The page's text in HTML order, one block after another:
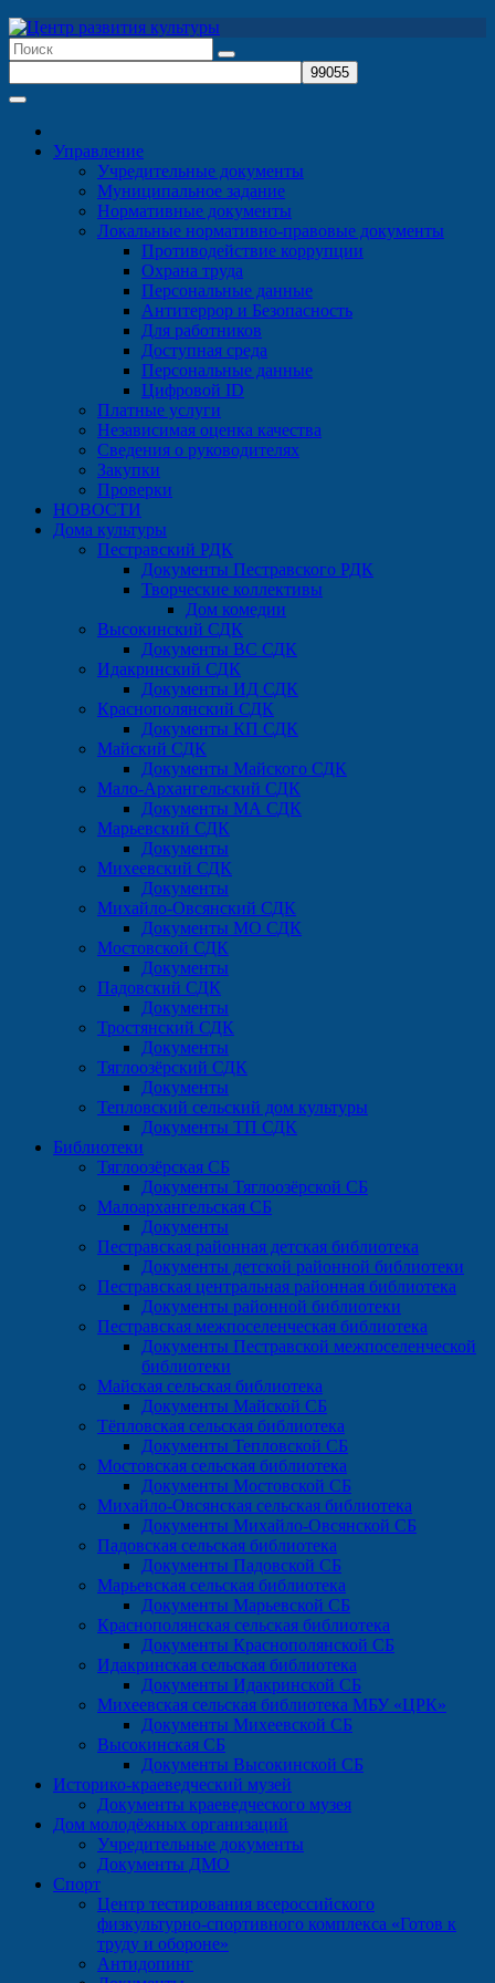
Перейти
к
содержимому
Управление
Учредительные документы
Муниципальное задание
Нормативные документы
Локальные нормативно-правовые документы
Противодействие коррупции
Охрана труда
Персональные данные
Антитеррор и Безопасность
Для работников
Доступная среда
Персональные данные
Цифровой ID
Платные услуги
Независимая оценка качества
Сведения о руководителях
Закупки
Проверки
НОВОСТИ
Дома культуры
Пестравский РДК
Документы Пестравского РДК
Творческие коллективы
Дом комедии
Высокинский СДК
Документы ВС СДК
Идакринский СДК
Документы ИД СДК
Краснополянский СДК
Документы КП СДК
Майский СДК
Документы Майского СДК
Мало-Архангельский СДК
Документы МА СДК
Марьевский СДК
Документы
Михеевский СДК
Документы
Михайло-Овсянский СДК
Документы МО СДК
Мостовской СДК
Документы
Падовский СДК
Документы
Тростянский СДК
Документы
Тяглоозёрский СДК
Документы
Тепловский сельский дом культуры
Документы ТП СДК
Библиотеки
Тяглоозёрская СБ
Документы Тяглоозёрской СБ
Малоархангельская СБ
Документы
Пестравская районная детская библиотека
Документы детской районной библиотеки
Пестравская центральная районная библиотека
Документы районной библиотеки
Пестравская межпоселенческая библиотека
Документы Пестравской межпоселенческой
библиотеки
Майская сельская библиотека
Документы Майской СБ
Тёпловская сельская библиотека
Документы Тепловской СБ
Мостовская сельская библиотека
Документы Мостовской СБ
Михайло-Овсянская сельская библиотека
Документы Михайло-Овсянской СБ
Падовская сельская библиотека
Документы Падовской СБ
Марьевская сельская библиотека
Документы Марьевской СБ
Краснополянская сельская библиотека
Документы Краснополянской СБ
Идакринская сельская библиотека
Документы Идакринской СБ
Михеевская сельская библиотека МБУ «ЦРК»
Документы Михеевской СБ
Высокинская СБ
Документы Высокинской СБ
Историко-краеведческий музей
Документы краеведческого музея
Дом молодёжных организаций
Учредительные документы
Документы ДМО
Спорт
Центр тестирования всероссийского
физкультурно-спортивного комплекса «Готов к
труду и обороне»
Антидопинг